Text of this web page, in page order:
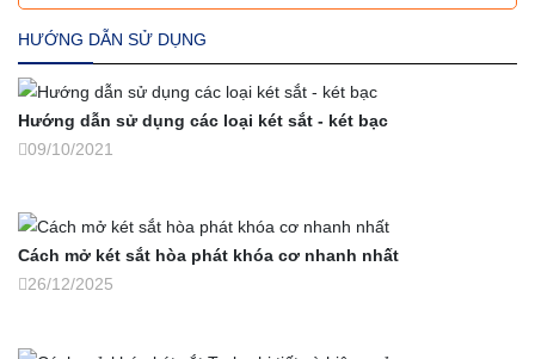
HƯỚNG DẪN SỬ DỤNG
Hướng dẫn sử dụng các loại két sắt - két bạc
09/10/2021
Cách mở két sắt hòa phát khóa cơ nhanh nhất
26/12/2025